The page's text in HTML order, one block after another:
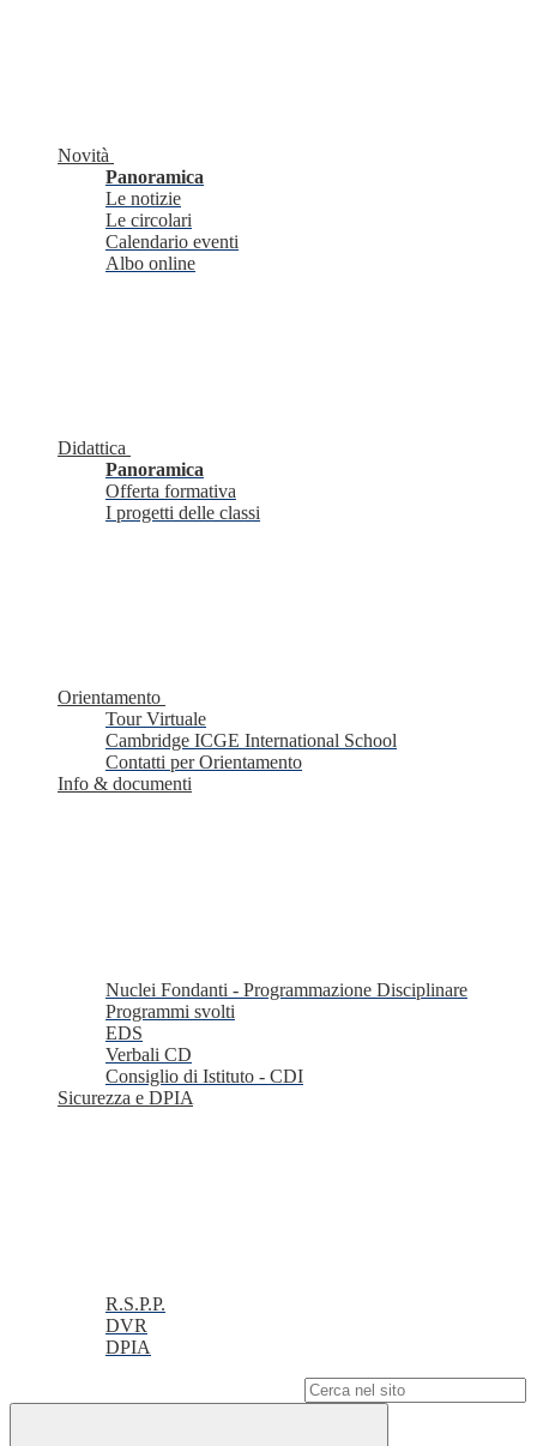
Novità
Panoramica
Le notizie
Le circolari
Calendario eventi
Albo online
Didattica
Panoramica
Offerta formativa
I progetti delle classi
Orientamento
Tour Virtuale
Cambridge ICGE International School
Contatti per Orientamento
Info & documenti
Nuclei Fondanti - Programmazione Disciplinare
Programmi svolti
EDS
Verbali CD
Consiglio di Istituto - CDI
Sicurezza e DPIA
R.S.P.P.
DVR
DPIA